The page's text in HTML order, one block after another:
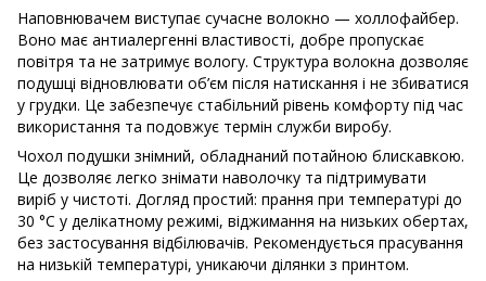
Наповнювачем виступає сучасне волокно — холлофайбер.
Воно має антиалергенні властивості, добре пропускає
повітря та не затримує вологу. Структура волокна дозволяє
подушці відновлювати об’єм після натискання і не збиватися
у грудки. Це забезпечує стабільний рівень комфорту під час
використання та подовжує термін служби виробу.
Чохол подушки знімний, обладнаний потайною блискавкою.
Це дозволяє легко знімати наволочку та підтримувати
виріб у чистоті. Догляд простий: прання при температурі до
30 °C у делікатному режимі, віджимання на низьких обертах,
без застосування відбілювачів. Рекомендується прасування
на низькій температурі, уникаючи ділянки з принтом.